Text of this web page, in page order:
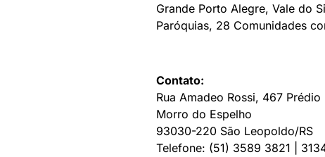
Grande Porto Alegre, Vale do
Paróquias, 28 Comunidades
Contato:
Rua Amadeo Rossi, 467 Prédio
Morro do Espelho
93030-220 São Leopoldo/RS
Telefone: (51) 3589 3821 |